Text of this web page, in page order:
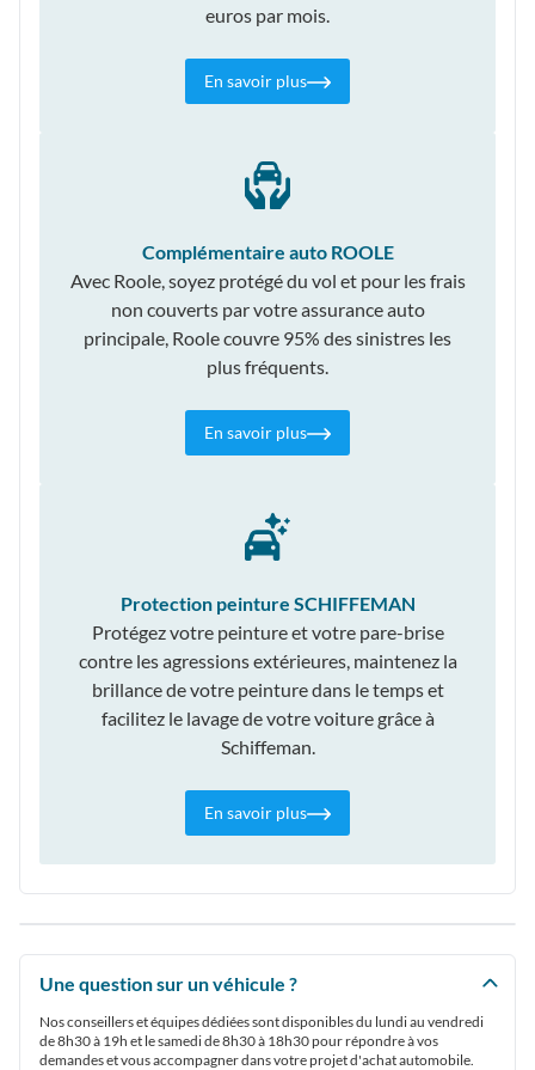
euros par mois.
En savoir plus
Complémentaire auto ROOLE
Avec Roole, soyez protégé du vol et pour les frais
non couverts par votre assurance auto
principale, Roole couvre 95% des sinistres les
plus fréquents.
En savoir plus
Protection peinture SCHIFFEMAN
Protégez votre peinture et votre pare-brise
contre les agressions extérieures, maintenez la
brillance de votre peinture dans le temps et
facilitez le lavage de votre voiture grâce à
Schiffeman.
En savoir plus
Une question sur un véhicule ?
Nos conseillers et équipes dédiées sont disponibles du lundi au vendredi
de 8h30 à 19h et le samedi de 8h30 à 18h30 pour répondre à vos
demandes et vous accompagner dans votre projet d'achat automobile.